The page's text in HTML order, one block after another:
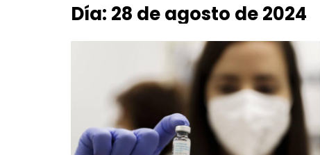
Día: 28 de agosto de 2024